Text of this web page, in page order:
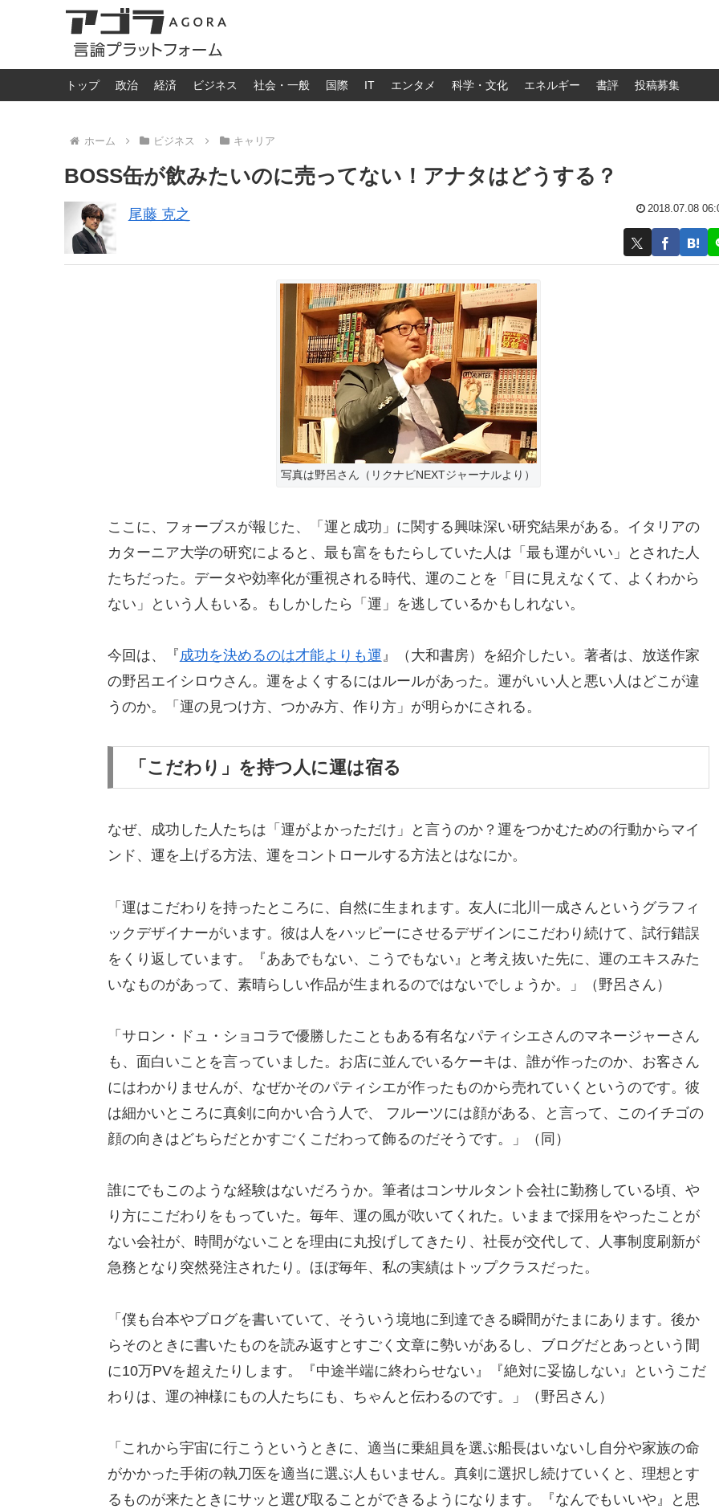
トップ 政治 経済 ビジネス 社会・一般 国際 IT エンタメ 科学・文化 エネルギー 書評 投稿募集
ホーム ビジネス キャリア
BOSS缶が飲みたいのに売ってない！アナタはどうする？
尾藤 克之 2018.07.08
写真は野呂さん（リクナビNEXTジャーナルより）
ここに、フォーブスが報じた、「運と成功」に関する興味深い研究結果がある。イタリアの
カターニア大学の研究によると、最も富をもたらしていた人は「最も運がいい」とされた人
たちだった。データや効率化が重視される時代、運のことを「目に見えなくて、よくわから
ない」という人もいる。もしかしたら「運」を逃しているかもしれない。
今回は、『成功を決めるのは才能よりも運』（大和書房）を紹介したい。著者は、放送作家
の野呂エイシロウさん。運をよくするにはルールがあった。運がいい人と悪い人はどこが違
うのか。「運の見つけ方、つかみ方、作り方」が明らかにされる。
「こだわり」を持つ人に運は宿る
なぜ、成功した人たちは「運がよかっただけ」と言うのか？運をつかむための行動からマイ
ンド、運を上げる方法、運をコントロールする方法とはなにか。
「運はこだわりを持ったところに、自然に生まれます。友人に北川一成さんというグラフィ
ックデザイナーがいます。彼は人をハッピーにさせるデザインにこだわり続けて、試行錯誤
をくり返しています。『ああでもない、こうでもない』と考え抜いた先に、運のエキスみた
いなものがあって、素晴らしい作品が生まれるのではないでしょうか。」（野呂さん）
「サロン・ドュ・ショコラで優勝したこともある有名なパティシエさんのマネージャーさん
も、面白いことを言っていました。お店に並んでいるケーキは、誰が作ったのか、お客さん
にはわかりませんが、なぜかそのパティシエが作ったものから売れていくというのです。彼
は細かいところに真剣に向かい合う人で、 フルーツには顔がある、と言って、このイチゴの
顔の向きはどちらだとかすごくこだわって飾るのだそうです。」（同）
誰にでもこのような経験はないだろうか。筆者はコンサルタント会社に勤務している頃、や
り方にこだわりをもっていた。毎年、運の風が吹いてくれた。いままで採用をやったことが
ない会社が、時間がないことを理由に丸投げしてきたり、社長が交代して、人事制度刷新が
急務となり突然発注されたり。ほぼ毎年、私の実績はトップクラスだった。
「僕も台本やブログを書いていて、そういう境地に到達できる瞬間がたまにあります。後か
らそのときに書いたものを読み返すとすごく文章に勢いがあるし、ブログだとあっという間
に10万PVを超えたりします。『中途半端に終わらせない』『絶対に妥協しない』というこだ
わりは、運の神様にもの人たちにも、ちゃんと伝わるのです。」（野呂さん）
「これから宇宙に行こうというときに、適当に乗組員を選ぶ船長はいないし自分や家族の命
がかかった手術の執刀医を適当に選ぶ人もいません。真剣に選択し続けていくと、理想とす
るものが来たときにサッと選び取ることができるようになります。『なんでもいいや』と思